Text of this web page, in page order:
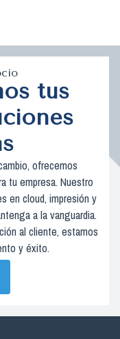
tus
ofrecemos
tu empresa. Nuestro
en cloud, impresión y
a la vanguardia.
al cliente, estamos
y éxito.